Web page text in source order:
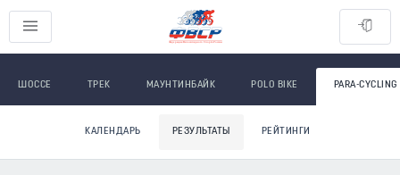
ШОССЕ ТРЕК МАУНТИНБАЙК POLO BIKE PARA-CYCLING
КАЛЕНДАРЬ РЕЗУЛЬТАТЫ РЕЙТИНГИ